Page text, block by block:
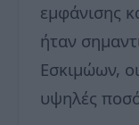
εμφάνισης
ήταν
Εσκιμώων,
υψηλές